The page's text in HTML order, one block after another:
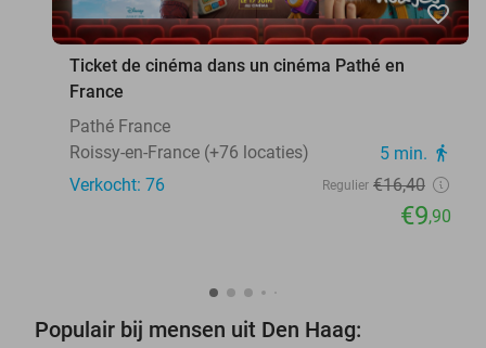
favorite_border
Ticket de cinéma dans un cinéma Pathé en
France
Pathé France
Roissy-en-France (+76 locaties)
5 min. directions_walk
Verkocht: 76 Regulier €16,40
€9,90
Populair bij mensen uit Den Haag: